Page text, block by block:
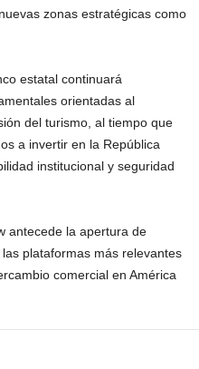
zonas estratégicas como
estatal continuará
orientadas al
del turismo, al tiempo que
a invertir en la República
institucional y seguridad
antecede la apertura de
plataformas más relevantes
comercial en América